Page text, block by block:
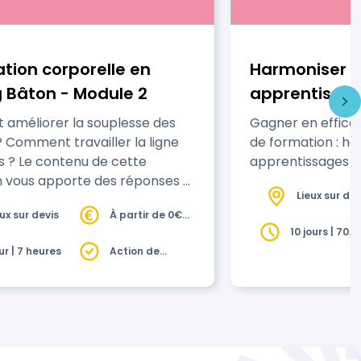
corporelle en
Bâton - Module 2
améliorer la souplesse des
? Le contenu de cette
apporte des réponses à
à réinvestir dans vos
Grâce à cette
vos athlètes vont être plus
sur devis
À partir de 0€
| 7 heures
Action de
Harmoniser
Gagner en
de formation :
Lieux sur
10 jours | 70